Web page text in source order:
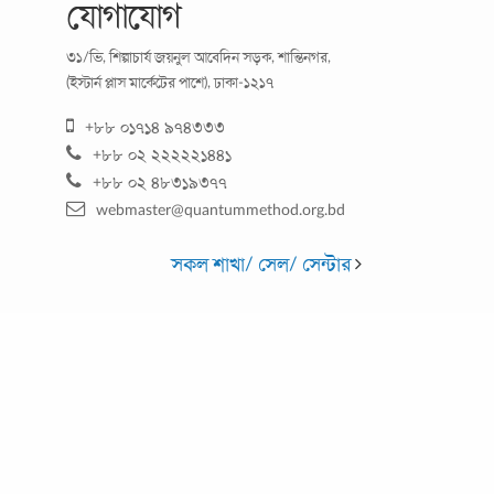
খুলছে শিক্ষা প্রতিষ্ঠান : অভিভাবক ও শিক্ষক হিসেবে
করোনাভাইরাসের কারণে ১০ মাসেরও বেশি সময়কাল বন্ধ থাকার পর
দেশের শিক্ষা প্রতিষ্ঠানগুলোকে সীমিত পরিসরে খুলে দেয়ার কথা চিন্তা
করছেন কর্তৃপক্ষ। নতুন এই...
যোগাযোগ
৩১/ভি, শিল্পাচার্য জয়নুল আবেদিন সড়ক, শান্তিনগর,
(ইস্টার্ন প্লাস মার্কেটের পাশে), ঢাকা-১২১৭
+৮৮ ০১৭১৪ ৯৭৪৩৩৩
+৮৮ ০২ ২২২২২১৪৪১
+৮৮ ০২ ৪৮৩১৯৩৭৭
webmaster@quantummethod.org.bd
সকল শাখা/ সেল/ সেন্টার